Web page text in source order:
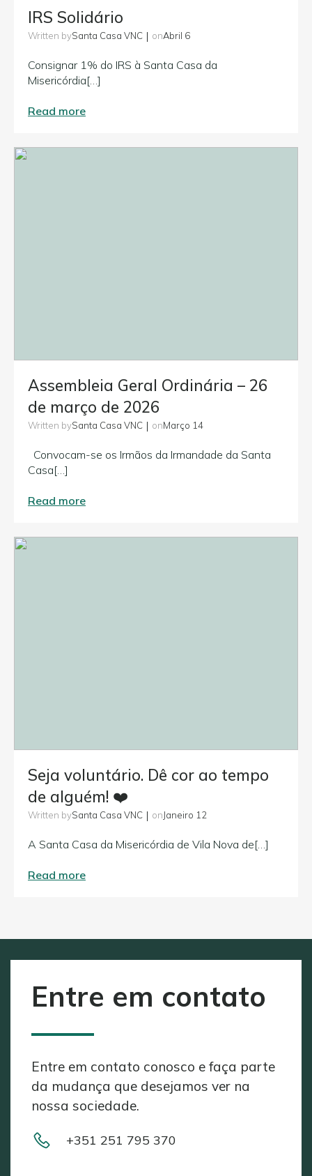
IRS Solidário
Written bySanta Casa VNC | onAbril 6
Consignar 1% do IRS à Santa Casa da
Misericórdia[…]
Read more
Assembleia Geral Ordinária – 26
de março de 2026
Written bySanta Casa VNC | onMarço 14
Convocam-se os Irmãos da Irmandade da Santa
Casa[…]
Read more
Seja voluntário. Dê cor ao tempo
de alguém! ❤️
Written bySanta Casa VNC | onJaneiro 12
A Santa Casa da Misericórdia de Vila Nova de[…]
Read more
Entre em contato
Entre em contato conosco e faça parte
da mudança que desejamos ver na
nossa sociedade.
+351 251 795 370